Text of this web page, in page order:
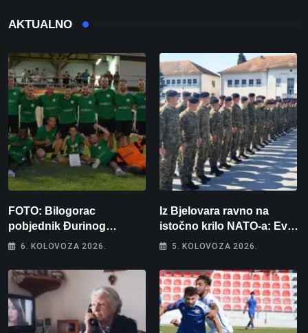
AKTUALNO
FOTO: Bilogorac
pobjednik Đurinog
memorijala
6. KOLOVOZA 2026.
Iz Bjelovara ravno na
istočno krilo NATO-a: Evo
kamo odlazi 82 hrvatska
5. KOLOVOZA 2026.